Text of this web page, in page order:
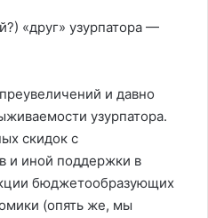
«друг» узурпатора —
и давно
узурпатора.
скидок с
и иной поддержки в
бюджетообразующих
(опять же, мы